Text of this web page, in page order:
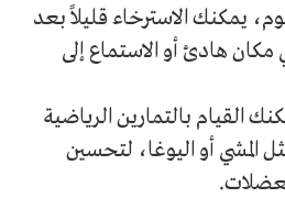
يمكنك الاسترخاء قليلاً بعد
هادئ أو الاستماع إلى
القيام بالتمارين الرياضية
المشي أو اليوغا، لتحسين